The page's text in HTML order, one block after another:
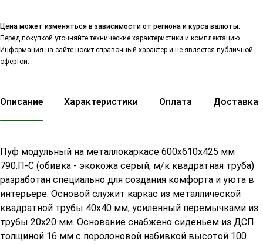
Цена может изменяться в зависимости от региона и курса валюты.
Перед покупкой уточняйте технические характеристики и комплектацию.
Информация на сайте носит справочный характер и не является публичной
офертой.
Описание Характеристики Оплата Доставка
Пуф модульный на металлокаркасе 600х610х425 мм
790.П-С (обивка - экокожа серый, м/к квадратная труба)
разработан специально для создания комфорта и уюта в
интерьере. Основой служит каркас из металлической
квадратной трубы 40х40 мм, усиленный перемычками из
трубы 20х20 мм. Основание снабжено сиденьем из ДСП
толщиной 16 мм с поролоновой набивкой высотой 100